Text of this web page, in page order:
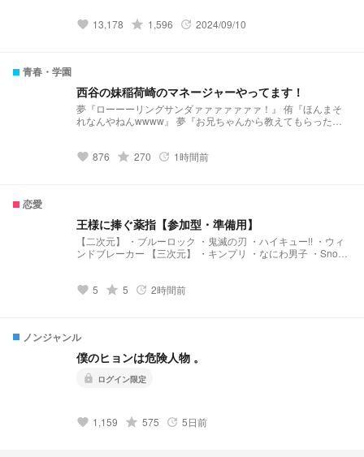
ほしい」 溺愛王子だった？
favorite 13,178 grade 1,596 update 2024/09/10
青春・学園
西谷の妹稲荷崎のマネージャーやってます！
夢『ローーーリングサンダァァァァァァァ！』 侑『ほんまそ
れなんやねんwwww』 夢『お兄ちゃんから教えてもらった必
ｯお兄ちゃんバカにすんな‪…ぶち殺すぞ？？』
favorite 876 grade 270 update 1時間前
恋愛
王様に捧ぐ薬指【参加型・準備用】
【二次元】 ・ブルーロック ・鬼滅の刃 ・ハイキュー!! ・ウィ
ンドブレーカー 【三次元】 ・キンプリ ・なにわ男子 ・Snow
favorite 5 grade 5 update 2時間前
ノンジャンル
僕のヒョンは危険人物 。
lock ログイン限定
favorite 1,159 grade 575 update 5日前